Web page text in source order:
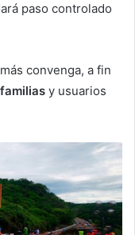
paso controlado
convenga, a fin
y usuarios